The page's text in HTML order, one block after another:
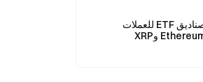
تُظهر تدفقات صناديق ETF للعملات